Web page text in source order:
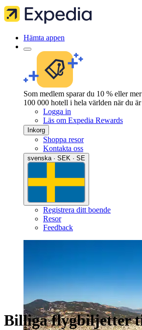
Hämta appen
Som medlem sparar du 10 % eller
100 000 hotell i hela världen när du
Logga in
Läs om Expedia Rewards
Inkorg
Shoppa resor
Kontakta oss
svenska · SEK · SE
Registrera ditt boende
Resor
Feedback
Billiga flygbiljetter